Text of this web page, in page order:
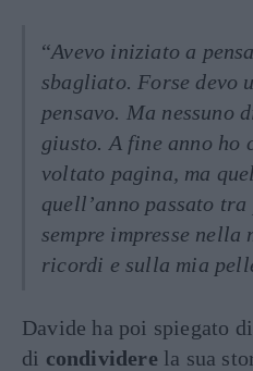
“Avevo iniziato a
sbagliato. Forse devo
pensavo. Ma nessuno
giusto. A fine anno ho
voltato pagina, ma
quell’anno passato
sempre impresse nella
ricordi e sulla mia
Davide ha poi spiegato
di condividere la sua